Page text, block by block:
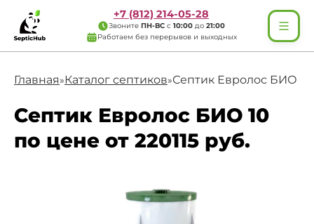
+7 (812) 214-05-28
Звоните ПН-ВС с 10:00 до 21:00
Работаем без перерывов и выходных
Главная»Каталог септиков»Септик Евролос БИО 10
Септик Евролос БИО 10
по цене от 220115 руб.